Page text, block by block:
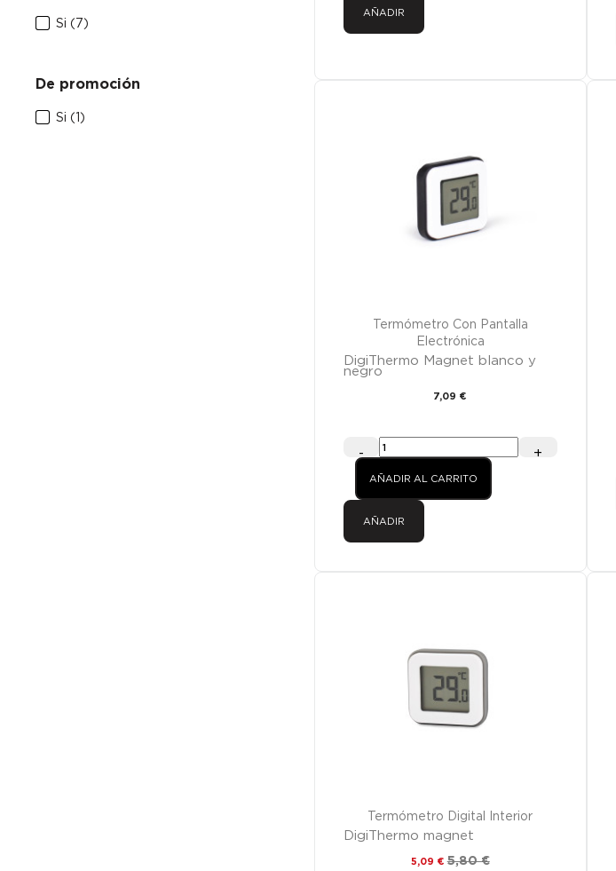
Si (7)
De promoción
Si (1)
AÑADIR
Termómetro Con Pantalla
Electrónica
DigiThermo Magnet blanco y
negro
7,09 €
- +
AÑADIR AL CARRITO
AÑADIR
Termómetro Digital Interior
DigiThermo magnet
5,09 € 5,80 €